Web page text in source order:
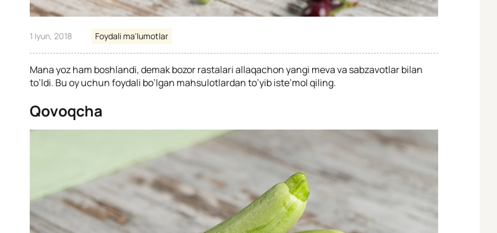
1 Iyun, 2018 Foydali ma'lumotlar
Mana yoz ham boshlandi, demak bozor rastalari allaqachon yangi meva va sabzavotlar bilan
to’ldi. Bu oy uchun foydali bo’lgan mahsulotlardan to’yib iste’mol qiling.
Qovoqcha